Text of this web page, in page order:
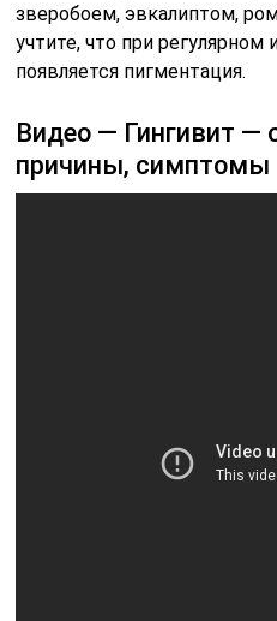
зверобоем, эвкалиптом,
учтите, что при регулярном
появляется пигментация.
Видео — Гингивит —
причины, симптомы